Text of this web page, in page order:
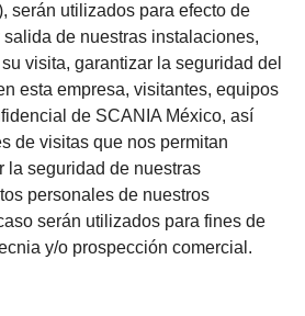
serán utilizados para efecto de
de nuestras instalaciones,
visita, garantizar la seguridad del
esta empresa, visitantes, equipos
de SCANIA México, así
de visitas que nos permitan
la seguridad de nuestras
personales de nuestros
serán utilizados para fines de
y/o prospección comercial.